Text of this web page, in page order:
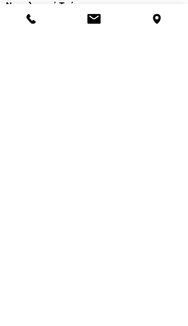
Νοσηλευτικά Τμήματα
Χειμερινό ωράριο: 11.00-13.00
17.30-19.30